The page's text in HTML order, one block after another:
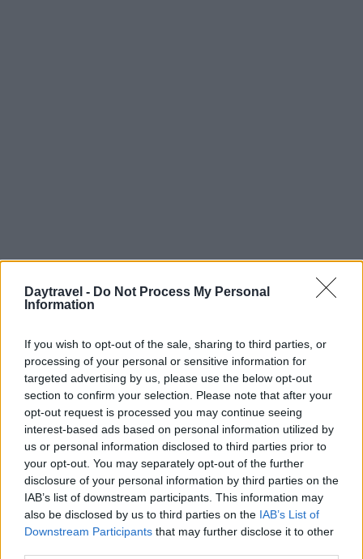
Daytravel - Do Not Process My Personal
Information
If you wish to opt-out of the sale, sharing to third parties, or
processing of your personal or sensitive information for
targeted advertising by us, please use the below opt-out
section to confirm your selection. Please note that after your
opt-out request is processed you may continue seeing
interest-based ads based on personal information utilized by
us or personal information disclosed to third parties prior to
your opt-out. You may separately opt-out of the further
disclosure of your personal information by third parties on the
IAB’s list of downstream participants. This information may
also be disclosed by us to third parties on the IAB’s List of
Downstream Participants that may further disclose it to other
Continua a leggere
FUORI PORTA